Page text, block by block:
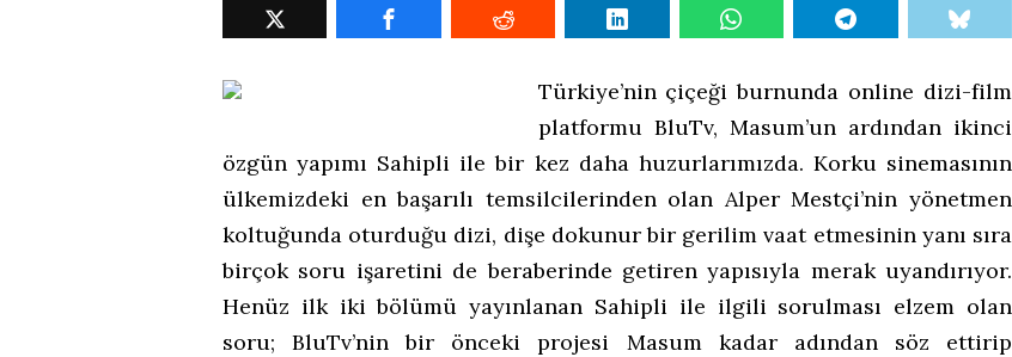
Türkiye’nin çiçeği burnunda online dizi-film
platformu BluTv, Masum’un ardından ikinci
özgün yapımı Sahipli ile bir kez daha huzurlarımızda. Korku sinemasının
ülkemizdeki en başarılı temsilcilerinden olan Alper Mestçi’nin yönetmen
koltuğunda oturduğu dizi, dişe dokunur bir gerilim vaat etmesinin yanı sıra
birçok soru işaretini de beraberinde getiren yapısıyla merak uyandırıyor.
Henüz ilk iki bölümü yayınlanan Sahipli ile ilgili sorulması elzem olan
soru; BluTv’nin bir önceki projesi Masum kadar adından söz ettirip